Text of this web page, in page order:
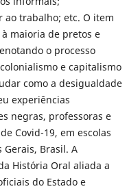
ao trabalho; etc. O item
maioria de pretos e
o processo
e capitalismo
como a desigualdade
experiências
negras, professoras e
Covid-19, em escolas
Brasil. A
História Oral aliada a
do Estado e